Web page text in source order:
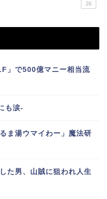
26
」で500億マニー相当流
も涙-
ま湯ウマイわー」魔法研
た男、山賊に狙われ人生